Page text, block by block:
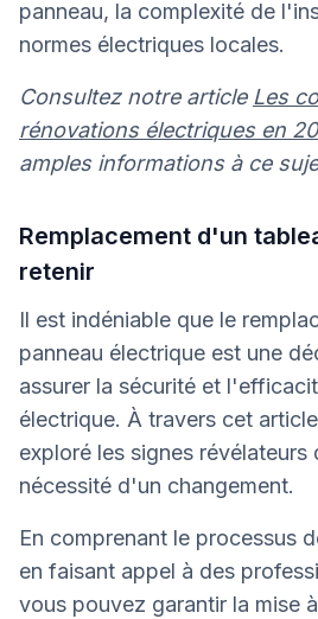
panneau, la complexité de
normes électriques locales.
Consultez notre article Les
rénovations électriques en
amples informations à ce
Remplacement d'un
retenir
Il est indéniable que le
panneau électrique est une
assurer la sécurité et
électrique. À travers cet
exploré les signes révélateurs
nécessité d'un changement.
En comprenant le processus
en faisant appel à des
vous pouvez garantir la mise